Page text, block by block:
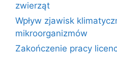
zwierząt
Wpływ zjawisk
mikroorganizmów
Zakończenie pracy